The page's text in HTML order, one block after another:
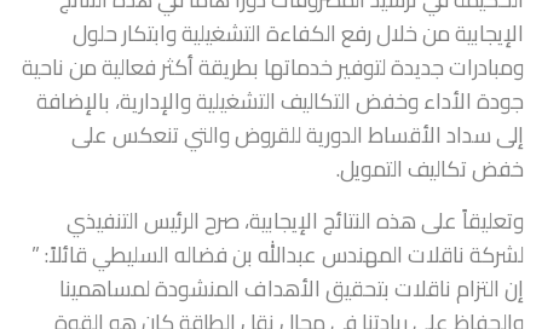
الإيجابية من خلال رفع الكفاءة التشغيلية وابتكار حلول
ومبادرات جديدة لتوفير خدماتها بطريقة أكثر فعالية من ناحية
جودة الأداء وخفض التكاليف التشغيلية والإدارية، بالإضافة
إلى سداد الأقساط الدورية للقروض والتي تنعكس على
خفض تكاليف التمويل.
وتعليقاً على هذه النتائج الإيجابية، صرح الرئيس التنفيذي
لشركة ناقلات المهندس عبدالله بن فضاله السليطي قائلاً: ”
إن التزام ناقلات بتحقيق الأهداف المنشودة لمساهمينا